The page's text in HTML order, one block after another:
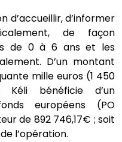
d’accueillir, d’informer
de façon
de 0 à 6 ans et les
D’un montant
mille euros (1 450
bénéficie d’un
européens (PO
de 892 746,17€ ; soit
l’opération.